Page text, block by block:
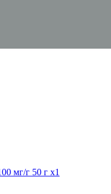
мг/г 50 г x1